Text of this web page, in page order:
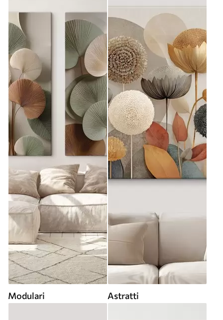
Modulari Astratti